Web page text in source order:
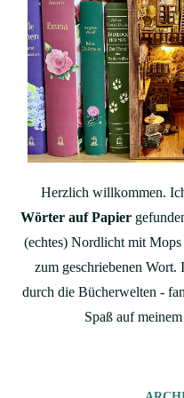
Herzlich willkommen.
Wörter auf Papier
(echtes) Nordlicht mit
zum geschriebenen Wort.
durch die Bücherwelten -
Spaß auf